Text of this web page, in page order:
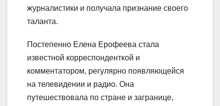
журналистики и получала признание своего
таланта.
Постепенно Елена Ерофеева стала
известной корреспонденткой и
комментатором, регулярно появляющейся
на телевидении и радио. Она
путешествовала по стране и загранице,